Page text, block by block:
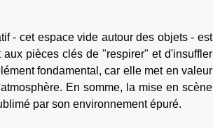
- cet espace vide autour des objets - est
pièces clés de "respirer" et d'insuffler
fondamental, car elle met en valeur
En somme, la mise en scène
par son environnement épuré.